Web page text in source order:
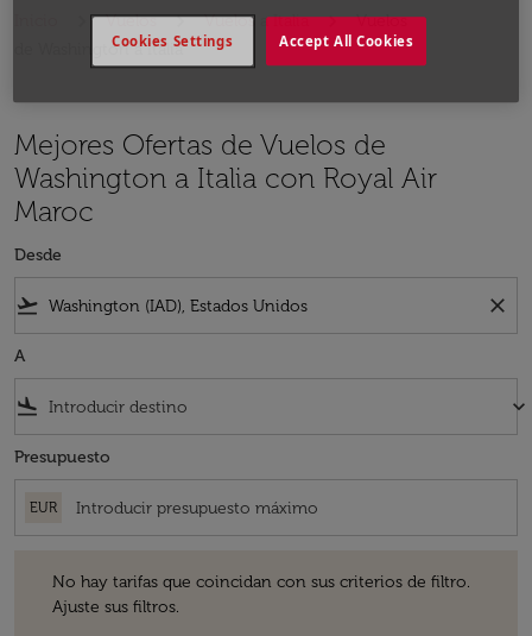
Vuelos Vuelos a Italia
Vuelos
de Washington a Italia
Mejores Ofertas de Vuelos de
Washington a Italia con Royal Air
Maroc
Desde
flight_takeoff close
A
flight_land keyboard_arrow_down
Presupuesto
EUR
No hay tarifas que coincidan con sus criterios de filtro.
Ajuste sus filtros.
Accept All Cookies
Cookies Settings